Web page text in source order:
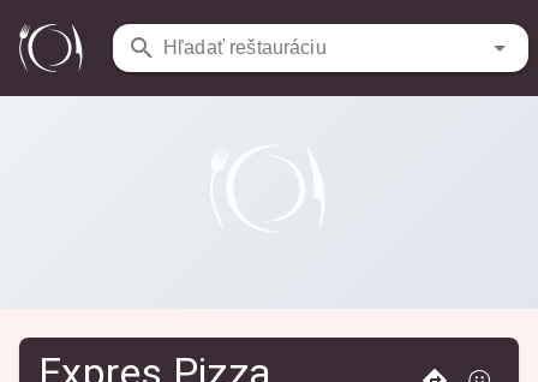
Hľadať reštauráciu
Reštaurácie / Expres Pizza
Expres Pizza